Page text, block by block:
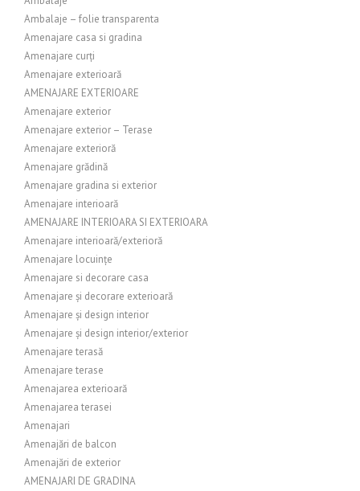
Ambalaje – folie transparenta
Amenajare casa si gradina
Amenajare curți
Amenajare exterioară
AMENAJARE EXTERIOARE
Amenajare exterior
Amenajare exterior – Terase
Amenajare exterioră
Amenajare grădină
Amenajare gradina si exterior
Amenajare interioară
AMENAJARE INTERIOARA SI EXTERIOARA
Amenajare interioară/exterioră
Amenajare locuințe
Amenajare si decorare casa
Amenajare și decorare exterioară
Amenajare și design interior
Amenajare și design interior/exterior
Amenajare terasă
Amenajare terase
Amenajarea exterioară
Amenajarea terasei
Amenajari
Amenajări de balcon
Amenajări de exterior
AMENAJARI DE GRADINA